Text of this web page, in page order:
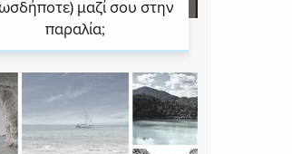
μαζί σου στην
παραλία;